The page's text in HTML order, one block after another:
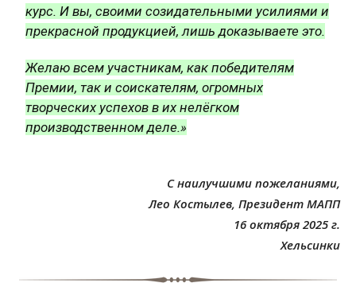
курс. И вы, своими созидательными усилиями и
прекрасной продукцией, лишь доказываете это.
Желаю всем участникам, как победителям
Премии, так и соискателям, огромных
творческих успехов в их нелёгком
производственном деле.»
С наилучшими пожеланиями,
Лео Костылев, Президент МАПП
16 октября 2025 г.
Хельсинки